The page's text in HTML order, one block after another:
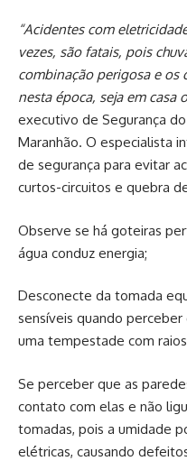
“Acidentes com
vezes, são fatais, pois
combinação perigosa e os
nesta época, seja em casa
executivo de Segurança
Maranhão. O especialista
de segurança para evitar
curtos-circuitos e quebra
Observe se há goteiras
água conduz energia;
Desconecte da tomada
sensíveis quando
uma tempestade com raios
Se perceber que as
contato com elas e não
tomadas, pois a umidade
elétricas, causando